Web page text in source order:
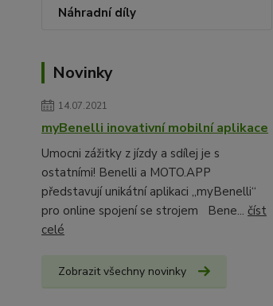
Náhradní díly
Novinky
14.07.2021
myBenelli inovativní mobilní aplikace
Umocni zážitky z jízdy a sdílej je s
ostatními! Benelli a MOTO.APP
představují unikátní aplikaci „myBenelli“
pro online spojení se strojem Bene... číst
celé
Zobrazit všechny novinky